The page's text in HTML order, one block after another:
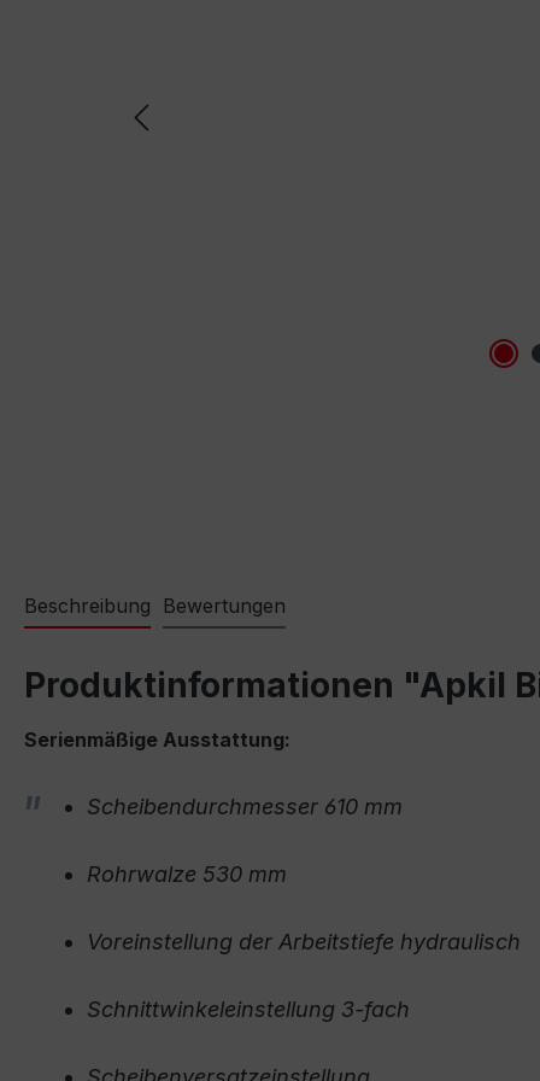
Beschreibung Bewertungen
Produktinformationen "Apkil
Serienmäßige Ausstattung:
Scheibendurchmesser 610 mm
Rohrwalze 530 mm
Voreinstellung der Arbeitstiefe hydraulisch
Schnittwinkeleinstellung 3-fach